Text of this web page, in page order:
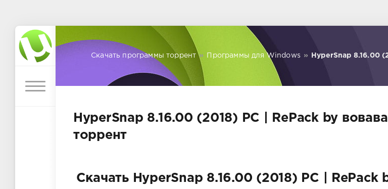
Скачать программы торрент » Программы для Windows » HyperSnap 8.16.00
HyperSnap 8.16.00 (2018) PC | RePack by
торрент
Скачать HyperSnap 8.16.00 (2018) PC | RePack